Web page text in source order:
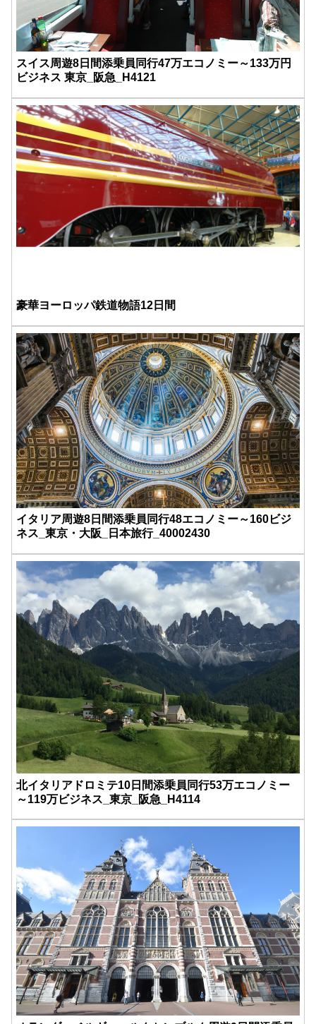
スイス周遊8日間添乗員同行47万エコノミー～133万円
ビジネス 東京_阪急_H4121
豪華ヨーロッパ鉄道物語12日間
イタリア周遊8日間添乗員同行48エコノミー～160ビジ
ネス_東京・大阪_日本旅行_40002430
北イタリアドロミテ10日間添乗員同行53万エコノミー
～119万ビジネス_東京_阪急_H4114